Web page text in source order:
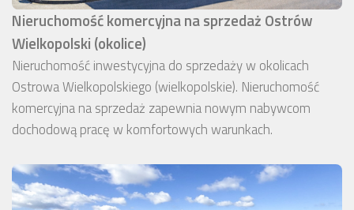
Nieruchomość komercyjna na sprzedaż Ostrów
Wielkopolski (okolice)
Nieruchomość inwestycyjna do sprzedaży w okolicach
Ostrowa Wielkopolskiego (wielkopolskie). Nieruchomość
komercyjna na sprzedaż zapewnia nowym nabywcom
dochodową pracę w komfortowych warunkach.